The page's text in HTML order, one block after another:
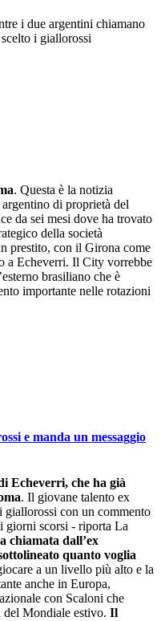
i due argentini chiamano
i giallorossi
. Questa è la notizia
di proprietà del
da sei mesi dove ha trovato
della società
prestito, con il Girona come
a Echeverri. Il City vorrebbe
brasiliano che è
importante nelle rotazioni
e manda un messaggio
Echeverri, che ha già
. Il giovane talento ex
giallorossi con un commento
giorni scorsi - riporta La
chiamata dall’ex
quanto voglia
a un livello più alto e la
anche in Europa,
con Scaloni che
del Mondiale estivo. Il